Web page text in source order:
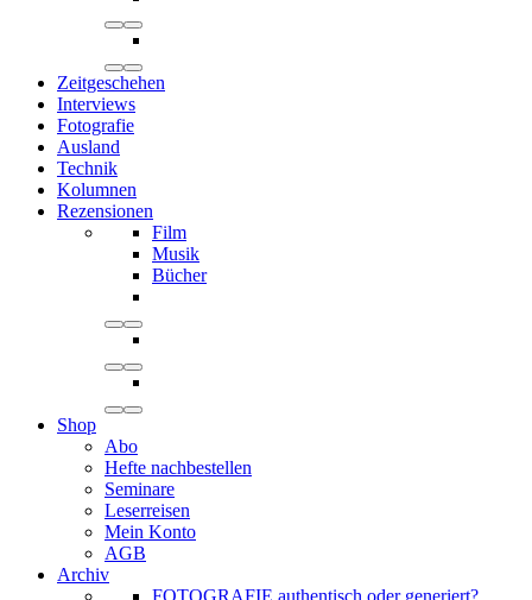
Zeitgeschehen
Interviews
Fotografie
Ausland
Technik
Kolumnen
Rezensionen
Film
Musik
Bücher
Shop
Abo
Hefte nachbestellen
Seminare
Leserreisen
Mein Konto
AGB
Archiv
FOTOGRAFIE authentisch oder generiert?